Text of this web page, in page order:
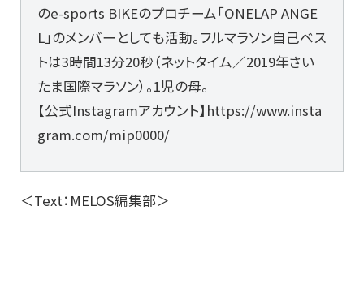
のe-sports BIKEのプロチーム「ONELAP ANGE
L」のメンバーとしても活動。フルマラソン自己ベス
トは3時間13分20秒（ネットタイム／2019年さい
たま国際マラソン）。1児の母。
【公式Instagramアカウント】https://www.insta
gram.com/mip0000/
＜Text：MELOS編集部＞